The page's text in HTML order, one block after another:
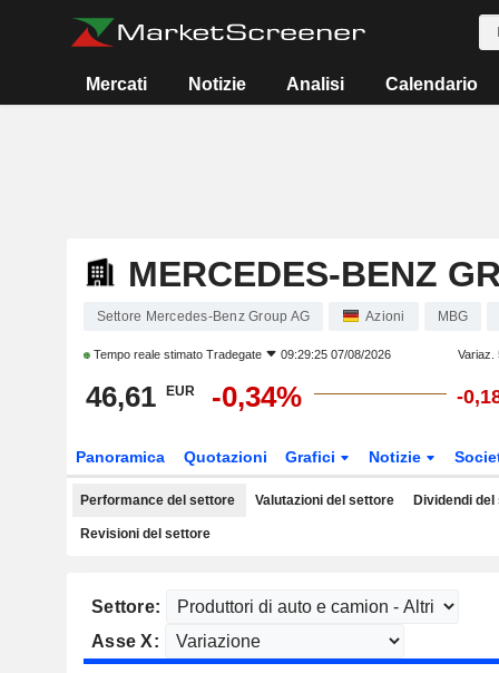
Mercati Notizie Analisi Calendario
MERCEDES-BENZ
Settore Mercedes-Benz Group AG Azioni MBG
Tempo reale stimato Tradegate 09:29:25 07/08/2026 Variaz.
46,61 EUR -0,34% -
Panoramica Quotazioni Grafici Notizie
Performance del settore Valutazioni del settore Dividendi
Revisioni del settore
Settore:
Asse X: